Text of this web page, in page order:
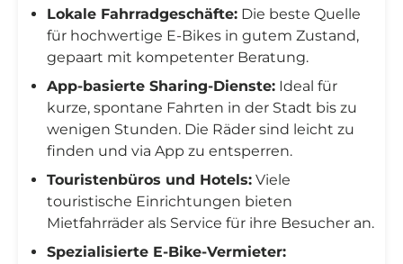
Lokale Fahrradgeschäfte: Die beste Quelle
für hochwertige E-Bikes in gutem Zustand,
gepaart mit kompetenter Beratung.
App-basierte Sharing-Dienste: Ideal für
kurze, spontane Fahrten in der Stadt bis zu
wenigen Stunden. Die Räder sind leicht zu
finden und via App zu entsperren.
Touristenbüros und Hotels: Viele
touristische Einrichtungen bieten
Mietfahrräder als Service für ihre Besucher an.
Spezialisierte E-Bike-Vermieter: